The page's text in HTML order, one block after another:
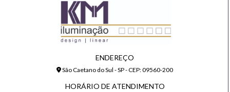
ENDEREÇO
São Caetano do Sul - SP - CEP: 09560-200
HORÁRIO DE ATENDIMENTO